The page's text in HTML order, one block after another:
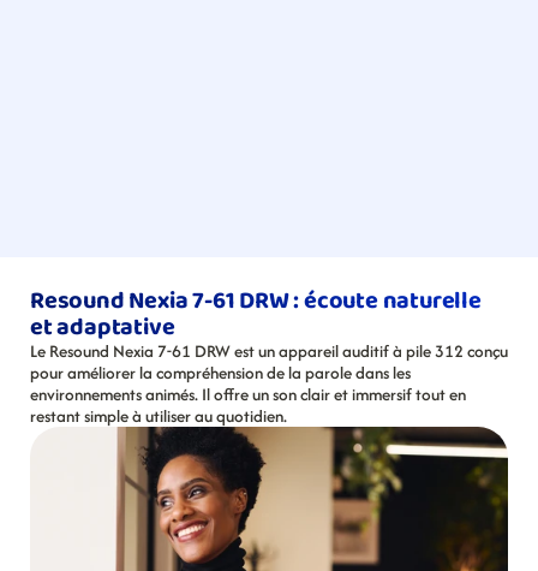
Resound Nexia 7-61 DRW : écoute naturelle
et adaptative
Le Resound Nexia 7-61 DRW est un appareil auditif à pile 312 conçu
pour améliorer la compréhension de la parole dans les
environnements animés. Il offre un son clair et immersif tout en
restant simple à utiliser au quotidien.